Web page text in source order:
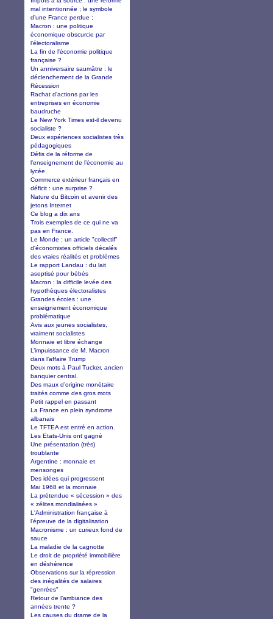
mal intentionnée ; le symbole
d’une France perdue ;
Macron : une politique
économique obscurcie par
l’électoralisme
La fin de l'économie politique
française ?
Un anniversaire saumâtre : le
déclenchement de la Grande
Récession
Rachat d’actions par les
entreprises en économie
baudruche
Le New York Times est-il devenu
socialiste ?
Deux expériences socialistes très
pédagogiques
Défis de la réforme de
l’enseignement de l’économie au
lycée
Commerce extérieur français en
déficit : une surprise ?
Nature du Bitcoin et avenir des
jetons Internet
Ce blog a dix ans
Trois exemples de ce qui ne va
pas en France.
Le Monde : un article "collectif"
d'économistes officiels décalés
des vraies réalités et problèmes
Le rapport Landau : du lait
aseptisé pour bébés
Macron : la difficile levée des
hypothèques électoralistes
Grandes écoles : une
enseignement économique
problématique
Avis aux jeunes socialistes,
vraiment socialistes
Monnaie et libre échange
L’impuissance de M. Macron
dans l’affaire Trump
Deux mots à Paul Tucker, ancien
banquier central.
Des maux d’origine monétaire
traités comme des gros mots
Petit rappel en passant
La France en plein syndrome
albanais
Le TFTEA est entré en action.
Les Etats-Unis ont gagné
Une présentation (très)
troublante
Argentine : monnaie et
mensonges
Des idées qui progressent
Mai 1968 et la monnaie
La prétendue « sécession » des
« zélites mondialisées »
L'Administration française à
l'épreuve de la digitalisation
Macronisme : un curieux fond de
sauce
La maladie de la cagnotte
Le droit de propriété immobilière
en déshérence
Observations sur la répression
des inégalités de salaires
"genrées"
Retour de l’ambiance des
années trente ?
Les causes du drame de la